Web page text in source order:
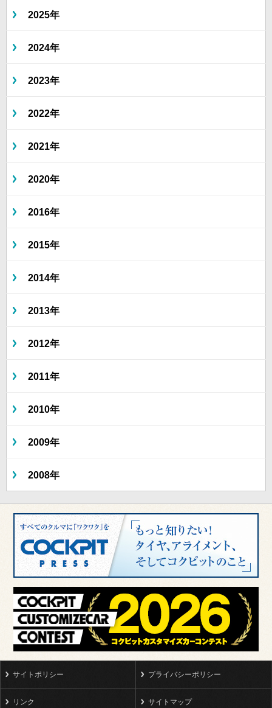
2025年
2024年
2023年
2022年
2021年
2020年
2016年
2015年
2014年
2013年
2012年
2011年
2010年
2009年
2008年
サイトポリシー プライバシーポリシー
リンク サイトマップ